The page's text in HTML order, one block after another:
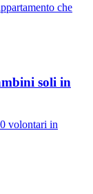
che
soli in
volontari in